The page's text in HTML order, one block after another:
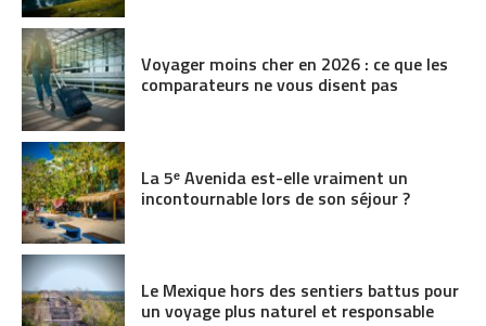
Voyager moins cher en 2026 : ce que les
comparateurs ne vous disent pas
La 5ᵉ Avenida est-elle vraiment un
incontournable lors de son séjour ?
Le Mexique hors des sentiers battus pour
un voyage plus naturel et responsable